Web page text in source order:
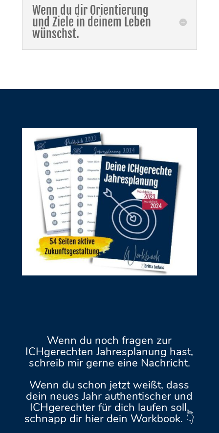
Wenn du dir Orientierung
und Ziele in deinem Leben
wünschst.
Wenn du noch fragen zur
ICHgerechten Jahresplanung hast,
schreib mir gerne eine Nachricht.
Wenn du schon jetzt weißt, dass
dein neues Jahr authentischer und
ICHgerechter für dich laufen soll,
schnapp dir hier dein Workbook. 👇